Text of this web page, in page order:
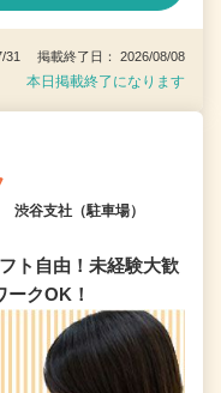
31 掲載終了日： 2026/08/08
本日掲載終了になります
谷支社（駐車場）
ト自由！未経験大歓
クOK！